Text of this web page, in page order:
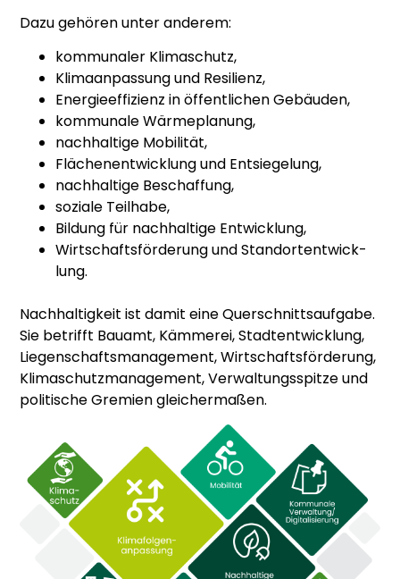
Dazu gehö­ren unter ande­rem:
kom­mu­na­ler Kli­ma­schutz,
Kli­ma­an­pas­sung und Resi­li­enz,
Ener­gie­ef­fi­zi­enz in öffent­li­chen Gebäu­den,
kom­mu­na­le Wär­me­pla­nung,
nach­hal­ti­ge Mobi­li­tät,
Flä­chen­ent­wick­lung und Ent­sie­ge­lung,
nach­hal­ti­ge Beschaf­fung,
sozia­le Teil­ha­be,
Bil­dung für nach­hal­ti­ge Ent­wick­lung,
Wirt­schafts­för­de­rung und Stand­ort­ent­wick­
lung.
Nach­hal­tig­keit ist damit eine Quer­schnitts­auf­ga­be.
Sie betrifft Bau­amt, Käm­me­rei, Stadt­ent­wick­lung,
Lie­gen­schafts­ma­nage­ment, Wirt­schafts­för­de­rung,
Kli­ma­schutz­ma­nage­ment, Ver­wal­tungs­spit­ze und
poli­ti­sche Gre­mi­en glei­cher­ma­ßen.